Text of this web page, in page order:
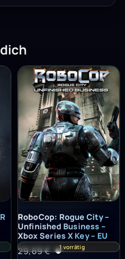
Sayl – Tides of Torment (PC) –
RoboCop: Rogue City –
RoboCop: Rogue City –
Unfinished Business –
Xbox Series X Key – EU
29,69€ 1 vorrätig